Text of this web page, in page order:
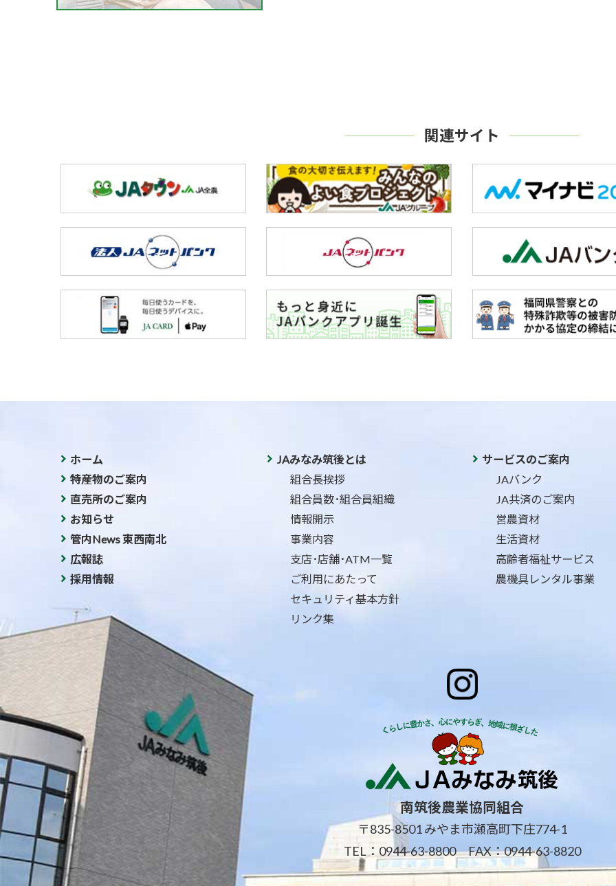
関連サイト
ホーム
特産物のご案内
直売所のご案内
お知らせ
管内News 東西南北
広報誌
採用情報
JAみなみ筑後とは
組合長挨拶
組合員数･組合員組織
情報開示
事業内容
支店･店舗･ATM一覧
ご利用にあたって
セキュリティ基本方針
リンク集
サービスのご案内
JAバンク
JA共済のご案内
営農資材
生活資材
高齢者福祉サービス
農機具レンタル事業
南筑後農業協同組合
〒835-8501 みやま市瀬高町下庄774-1
TEL： 0944-63-8800 FAX：0944-63-8820